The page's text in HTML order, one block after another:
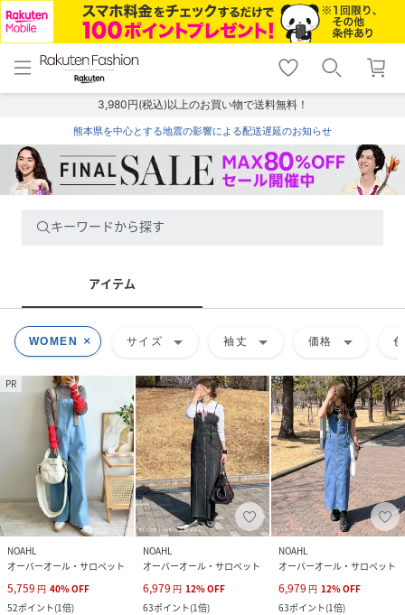
menu home
トップ
shopping_cart lock_outline
ログイン
3,980円(税込)以上のお買い物で送料無料！
熊本県を中心とする地震の影響による配送遅延のお知らせ
キーワードから探す
アイテム
WOMEN サイズ arrow_drop_down 袖丈 arrow_drop_down 価格 arrow_drop_down 色
PR
NOAHL
オーバーオール・サロペット
5,759 円 40%OFF
52ポイント(1倍)
NOAHL
オーバーオール・サロペット
6,979 円 12%OFF
63ポイント(1倍)
NOAHL
オーバーオール・サロペット
6,979 円 12%OFF
63ポイント(1倍)